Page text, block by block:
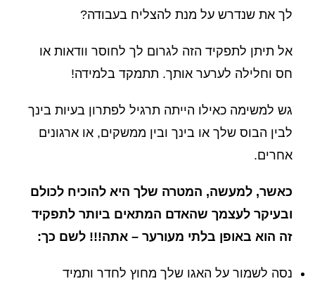
לך את שנדרש על מנת להצליח בעבודה?
אל תיתן לתפקיד הזה לגרום לך לחוסר וודאות או
חס וחלילה לערער אותך. תתמקד בלמידה!
גש למשימה כאילו הייתה תרגיל לפתרון בעיות בינך
לבין הבוס שלך או בינך ובין ממשקים, או ארגונים
אחרים.
כאשר, למעשה, המטרה שלך היא להוכיח לכולם
ובעיקר לעצמך שהאדם המתאים ביותר לתפקיד
זה הוא באופן בלתי מעורער – אתה!!! לשם כך:
נסה לשמור על האגו שלך מחוץ לחדר ותמיד